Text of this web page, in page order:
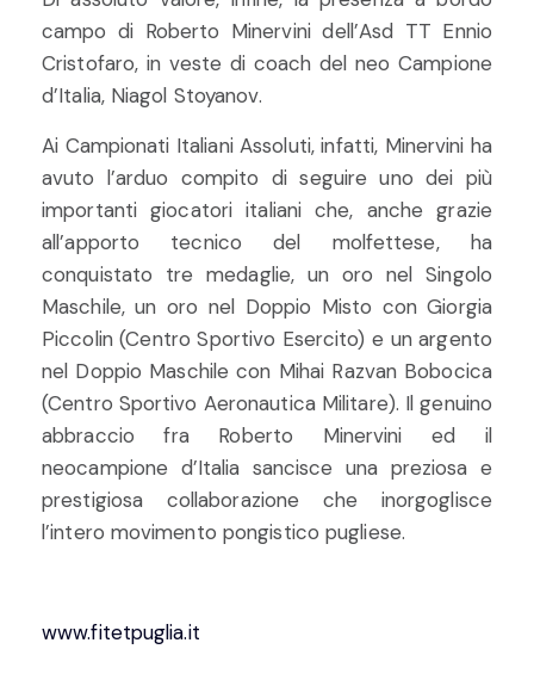
campo di Roberto Minervini dell’Asd TT Ennio
Cristofaro, in veste di coach del neo Campione
d’Italia, Niagol Stoyanov.
Ai Campionati Italiani Assoluti, infatti, Minervini ha
avuto l’arduo compito di seguire uno dei più
importanti giocatori italiani che, anche grazie
all’apporto tecnico del molfettese, ha
conquistato tre medaglie, un oro nel Singolo
Maschile, un oro nel Doppio Misto con Giorgia
Piccolin (Centro Sportivo Esercito) e un argento
nel Doppio Maschile con Mihai Razvan Bobocica
(Centro Sportivo Aeronautica Militare). Il genuino
abbraccio fra Roberto Minervini ed il
neocampione d’Italia sancisce una preziosa e
prestigiosa collaborazione che inorgoglisce
l’intero movimento pongistico pugliese.
www.fitetpuglia.it